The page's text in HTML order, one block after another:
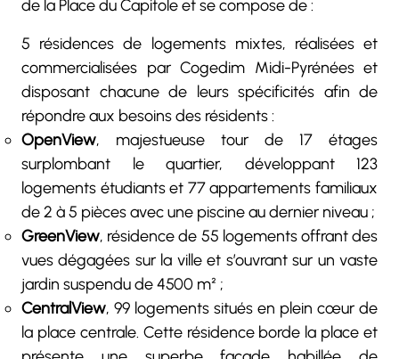
de la Place du Capitole et se compose de :
5 résidences de logements mixtes, réalisées et
commercialisées par Cogedim Midi-Pyrénées et
disposant chacune de leurs spécificités afin de
répondre aux besoins des résidents :
OpenView, majestueuse tour de 17 étages
surplombant le quartier, développant 123
logements étudiants et 77 appartements familiaux
de 2 à 5 pièces avec une piscine au dernier niveau ;
GreenView, résidence de 55 logements offrant des
vues dégagées sur la ville et s’ouvrant sur un vaste
jardin suspendu de 4500 m² ;
CentralView, 99 logements situés en plein cœur de
la place centrale. Cette résidence borde la place et